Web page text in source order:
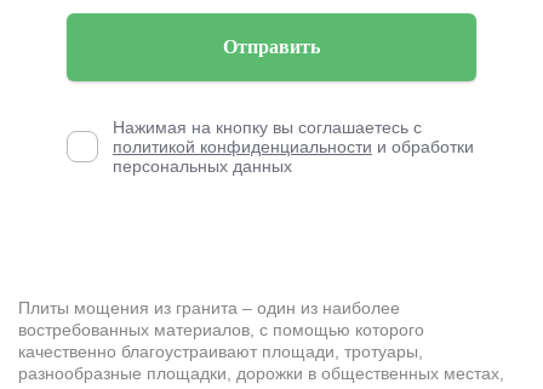
Отправить
Нажимая на кнопку вы соглашаетесь с
политикой конфиденциальности и обработки
персональных данных
Плиты мощения из гранита – один из наиболее
востребованных материалов, с помощью которого
качественно благоустраивают площади, тротуары,
разнообразные площадки, дорожки в общественных местах,